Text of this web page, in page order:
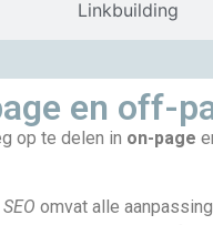
Linkbuilding
en off-
op te delen in on-page
omvat alle